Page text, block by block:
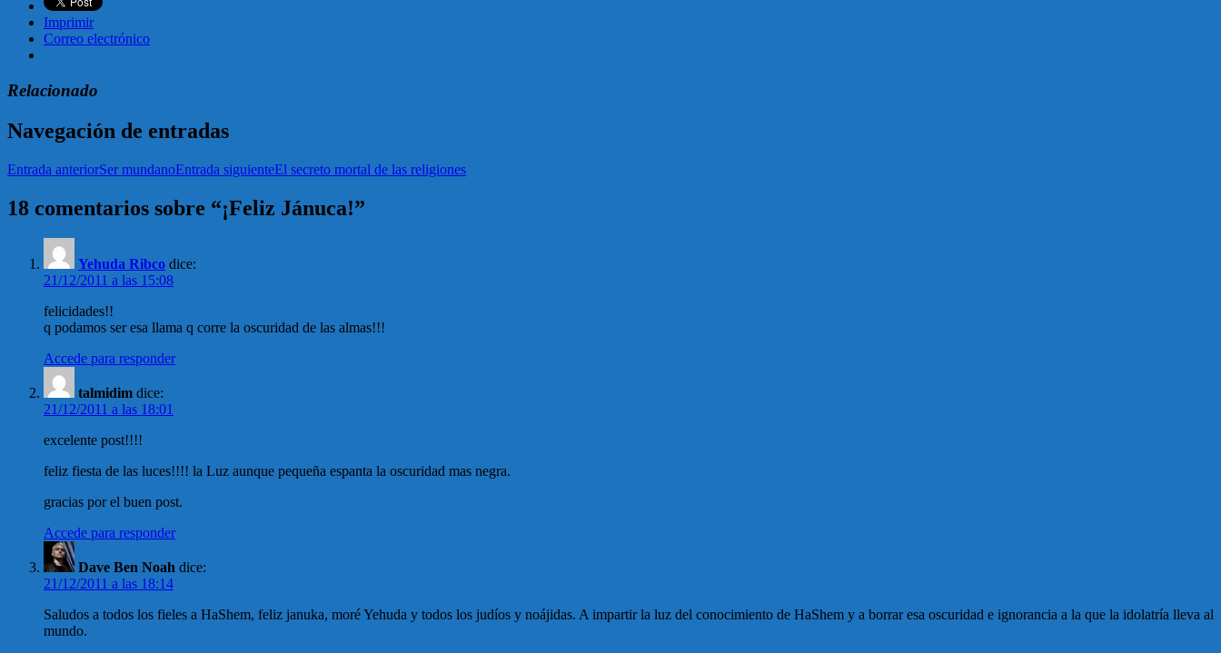
Imprimir
Correo electrónico
Relacionado
Navegación de entradas
Entrada anteriorSer mundanoEntrada siguienteEl secreto mortal de las religiones
18 comentarios sobre “¡Feliz Jánuca!”
Yehuda Ribco dice:
21/12/2011 a las 15:08
felicidades!!
q podamos ser esa llama q corre la oscuridad de las almas!!!
Accede para responder
talmidim dice:
21/12/2011 a las 18:01
excelente post!!!!
feliz fiesta de las luces!!!! la Luz aunque pequeña espanta la oscuridad mas negra.
gracias por el buen post.
Accede para responder
Dave Ben Noah dice:
21/12/2011 a las 18:14
Saludos a todos los fieles a HaShem, feliz januka, moré Yehuda y todos los judíos y noájidas. A impartir la luz del conocimiento de HaShem y a borrar esa oscuridad e ignorancia a la que la idolatría lleva al
mundo.